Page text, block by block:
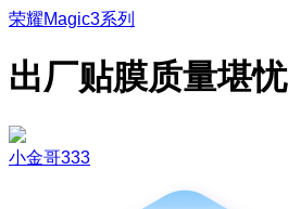
荣耀Magic3系列
出厂贴膜质量堪忧
小金哥333